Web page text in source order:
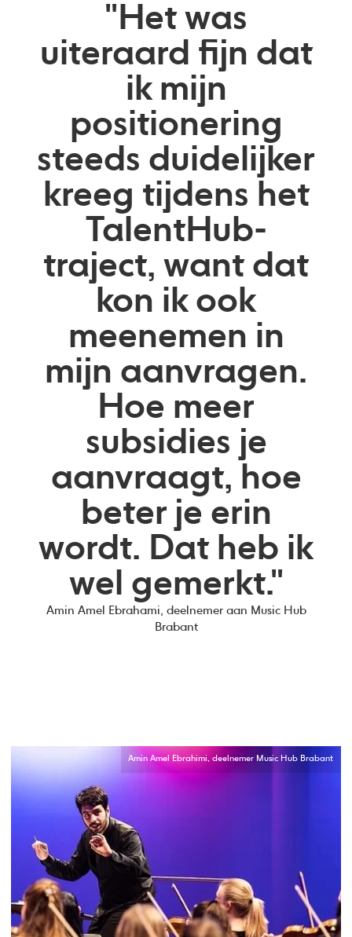
"Het was
uiteraard fijn dat
ik mijn
positionering
steeds duidelijker
kreeg tijdens het
TalentHub-
traject, want dat
kon ik ook
meenemen in
mijn aanvragen.
Hoe meer
subsidies je
aanvraagt, hoe
beter je erin
wordt. Dat heb ik
wel gemerkt."
Amin Amel Ebrahami, deelnemer aan Music Hub
Brabant
Amin Amel Ebrahimi, deelnemer Music Hub Brabant